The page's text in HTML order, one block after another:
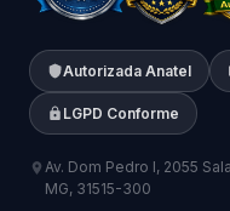
Autorizada Anatel
LGPD Conforme
Av. Dom Pedro I, 2055
MG, 31515-300